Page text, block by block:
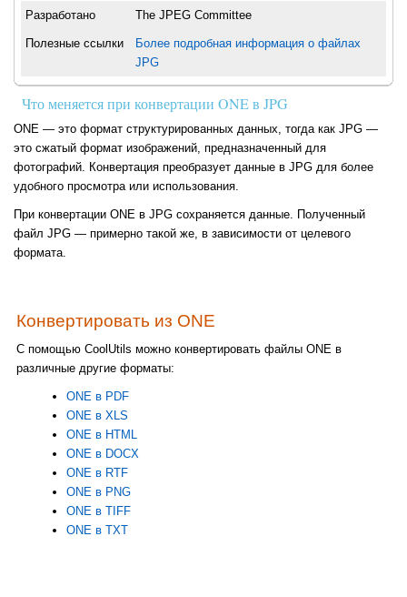
Разработано The JPEG Committee
Полезные ссылки
Более подробная информация о файлах
JPG
Что меняется при конвертации ONE в JPG
ONE — это формат структурированных данных, тогда как JPG —
это сжатый формат изображений, предназначенный для
фотографий. Конвертация преобразует данные в JPG для более
удобного просмотра или использования.
При конвертации ONE в JPG сохраняется данные. Полученный
файл JPG — примерно такой же, в зависимости от целевого
формата.
Конвертировать из ONE
С помощью CoolUtils можно конвертировать файлы ONE в
различные другие форматы:
ONE в PDF
ONE в XLS
ONE в HTML
ONE в DOCX
ONE в RTF
ONE в PNG
ONE в TIFF
ONE в TXT